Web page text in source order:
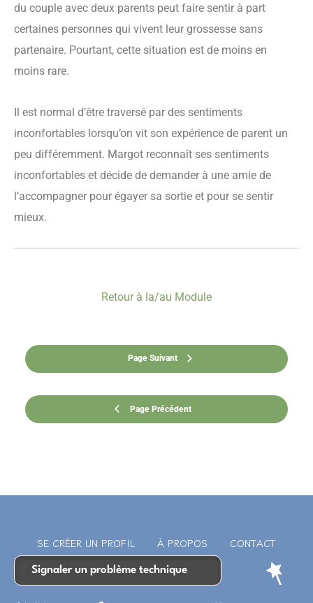
du couple avec deux parents peut faire sentir à part
certaines personnes qui vivent leur grossesse sans
partenaire. Pourtant, cette situation est de moins en
moins rare.
Il est normal d’être traversé par des sentiments
inconfortables lorsqu’on vit son expérience de parent un
peu différemment. Margot reconnaît ses sentiments
inconfortables et décide de demander à une amie de
l’accompagner pour égayer sa sortie et pour se sentir
mieux.
Page Précédent
Retour à la/au Module
Page Suivant
SE CRÉER UN PROFIL À PROPOS CONTACT
Signaler un problème technique